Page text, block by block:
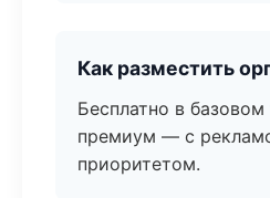
Как разместить
Бесплатно в
премиум — с
приоритетом.